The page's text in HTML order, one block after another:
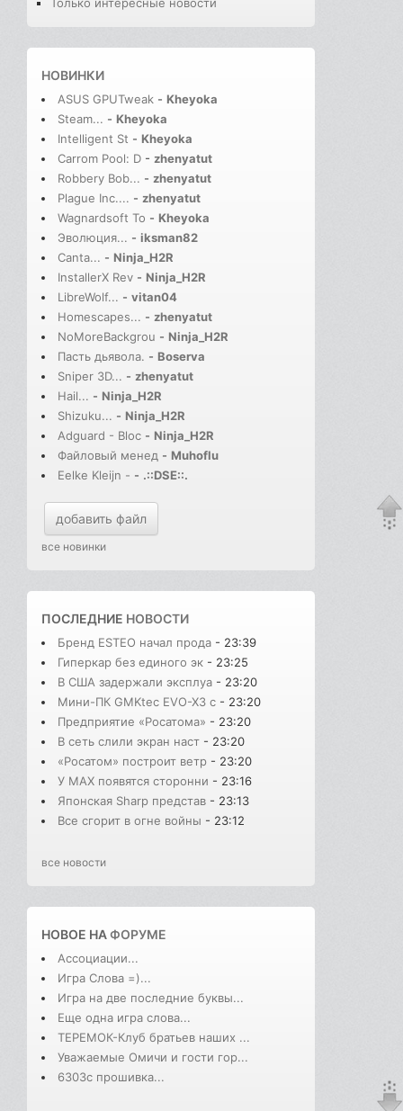
Только интересные новости
НОВИНКИ
ASUS GPUTweak - Kheyoka
Steam... - Kheyoka
Intelligent St - Kheyoka
Carrom Pool: D - zhenyatut
Robbery Bob... - zhenyatut
Plague Inc.... - zhenyatut
Wagnardsoft To - Kheyoka
Эволюция... - iksman82
Canta... - Ninja_H2R
InstallerX Rev - Ninja_H2R
LibreWolf... - vitan04
Homescapes... - zhenyatut
NoMoreBackgrou - Ninja_H2R
Пасть дьявола. - Boserva
Sniper 3D... - zhenyatut
Hail... - Ninja_H2R
Shizuku... - Ninja_H2R
Adguard - Bloc - Ninja_H2R
Файловый менед - Muhoflu
Eelke Kleijn - - .::DSE::.
добавить файл
все новинки
ПОСЛЕДНИЕ НОВОСТИ
Бренд ESTEO начал прода - 23:39
Гиперкар без единого эк - 23:25
В США задержали эксплуа - 23:20
Мини-ПК GMKtec EVO-X3 с - 23:20
Предприятие «Росатома» - 23:20
В сеть слили экран наст - 23:20
«Росатом» построит ветр - 23:20
У MAX появятся сторонни - 23:16
Японская Sharp представ - 23:13
Все сгорит в огне войны - 23:12
все новости
НОВОЕ НАФОРУМЕ
Ассоциации...
Игра Слова =)...
Игра на две последние буквы...
Еще одна игра слова...
ТЕРЕМОК-Клуб братьев наших ...
Уважаемые Омичи и гости гор...
6303с прошивка...